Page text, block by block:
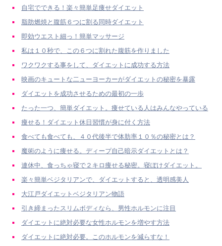
自宅でできる！楽々簡単足痩せダイエット
脂肪燃焼と腹筋６つに割る同時ダイエット
即効ウエスト細っ！簡単マッサージ
私は１０秒で、この６つに割れた腹筋を作りました
ワクワクする事をして、ダイエットに成功する方法
映画のキュートな二ューヨーカーがダイエットの秘密を暴露
ダイエットを成功させるための最初の一歩
たった一つ、簡単ダイエット。痩せている人はみんなやっている
痩せる！ダイエット休日習慣が身に付く方法
食べても食べても、４０代後半で体肪率１０％の秘密とは？
魔術のように痩せる。ディープ自己暗示ダイエットとは？
連休中、食っちゃ寝で２キロ痩せる秘密。寝ぼけダイエット。
楽々簡単ベジタリアンで、ダイエットすると、透明感美人
大江戸ダイエットベジタリアン物語
引き締まったスリムボディなら、男性ホルモンに注目
ダイエットに絶対必要な女性ホルモンを増やす方法
ダイエットに絶対必要。このホルモンを減らすな！